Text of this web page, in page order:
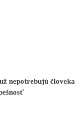
nepotrebujú človeka